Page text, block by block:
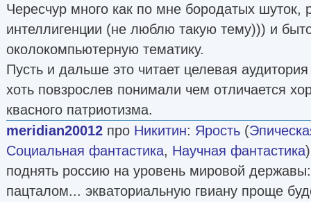
Чересчур много как по мне бородатых шуток,
интеллигенции (не люблю такую тему))) и
околокомпьютерную тематику.
Пусть и дальше это читает целевая
хоть повзрослев понимали чем отличается
квасного патриотизма.
meridian20012 про Никитин: Ярость (
Социальная фантастика, Научная фантастика
поднять россию на уровень мировой
пацталом... экваториальную гвиану проще